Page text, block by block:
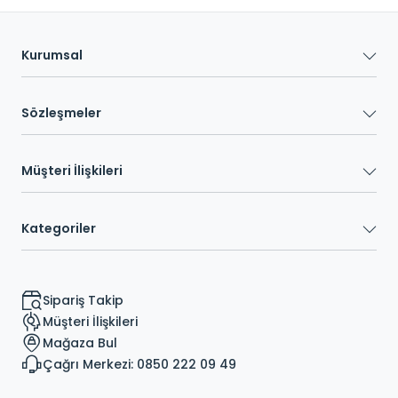
Kurumsal
Sözleşmeler
Müşteri İlişkileri
Kategoriler
Sipariş Takip
Müşteri İlişkileri
Mağaza Bul
Çağrı Merkezi: 0850 222 09 49